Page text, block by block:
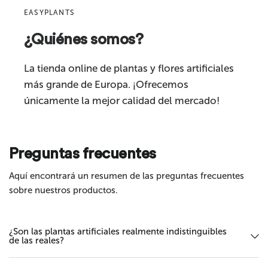
Comentario
EASYPLANTS
¿Quiénes somos?
La tienda online de plantas y flores artificiales
más grande de Europa. ¡Ofrecemos
únicamente la mejor calidad del mercado!
Preguntas frecuentes
Aquí encontrará un resumen de las preguntas frecuentes
sobre nuestros productos.
¿Son las plantas artificiales realmente indistinguibles
de las reales?